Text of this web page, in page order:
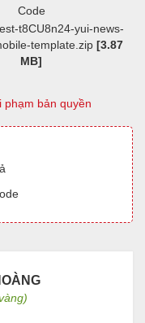
Code
t8CU8n24-yui-news-
template.zip[3.87
MB]
bản quyền